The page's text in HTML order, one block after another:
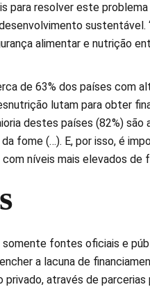
para resolver este
sustentável.
alimentar e nutrição
de 63% dos países com
lutam para obter
destes países (82%)
fome (…). E, por isso, é
níveis mais elevados de
fontes oficiais e
a lacuna de
privado, através de